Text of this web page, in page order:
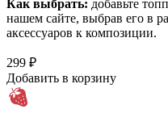
Как выбрать: добавьте
нашем сайте, выбрав его в
аксессуаров к композиции.
299 ₽
Добавить в корзину